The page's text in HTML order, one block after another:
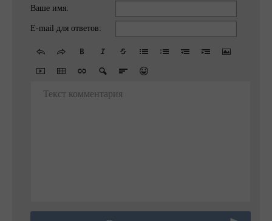
Ваше имя:
E-mail для ответов:
Текст комментария